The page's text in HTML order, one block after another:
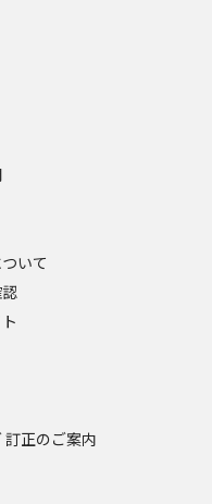
いて
正のご案内